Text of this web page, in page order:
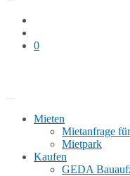
0
Mieten
Mietanfrage
Mietpark
Kaufen
GEDA